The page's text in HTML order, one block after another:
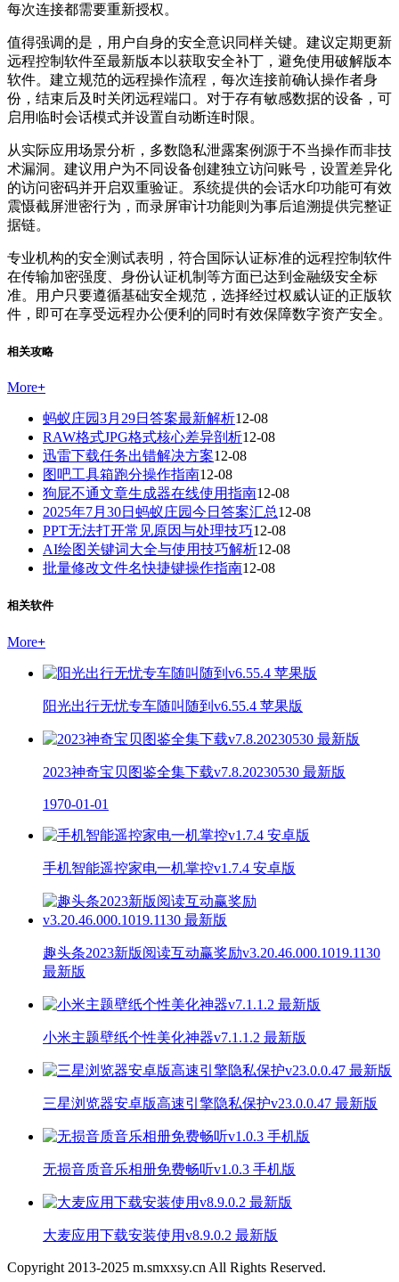
每次连接都需要重新授权。
值得强调的是，用户自身的安全意识同样关键。建议定期更新
远程控制软件至最新版本以获取安全补丁，避免使用破解版本
软件。建立规范的远程操作流程，每次连接前确认操作者身
份，结束后及时关闭远程端口。对于存有敏感数据的设备，可
启用临时会话模式并设置自动断连时限。
从实际应用场景分析，多数隐私泄露案例源于不当操作而非技
术漏洞。建议用户为不同设备创建独立访问账号，设置差异化
的访问密码并开启双重验证。系统提供的会话水印功能可有效
震慑截屏泄密行为，而录屏审计功能则为事后追溯提供完整证
据链。
专业机构的安全测试表明，符合国际认证标准的远程控制软件
在传输加密强度、身份认证机制等方面已达到金融级安全标
准。用户只要遵循基础安全规范，选择经过权威认证的正版软
件，即可在享受远程办公便利的同时有效保障数字资产安全。
相关攻略
More+
蚂蚁庄园3月29日答案最新解析12-08
RAW格式JPG格式核心差异剖析12-08
迅雷下载任务出错解决方案12-08
图吧工具箱跑分操作指南12-08
狗屁不通文章生成器在线使用指南12-08
2025年7月30日蚂蚁庄园今日答案汇总12-08
PPT无法打开常见原因与处理技巧12-08
AI绘图关键词大全与使用技巧解析12-08
批量修改文件名快捷键操作指南12-08
相关软件
More+
阳光出行无忧专车随叫随到v6.55.4 苹果版
2023神奇宝贝图鉴全集下载v7.8.20230530 最新版
1970-01-01
手机智能遥控家电一机掌控v1.7.4 安卓版
趣头条2023新版阅读互动赢奖励v3.20.46.000.1019.1130
最新版
小米主题壁纸个性美化神器v7.1.1.2 最新版
三星浏览器安卓版高速引擎隐私保护v23.0.0.47 最新版
无损音质音乐相册免费畅听v1.0.3 手机版
大麦应用下载安装使用v8.9.0.2 最新版
Copyright 2013-2025 m.smxxsy.cn All Rights Reserved.